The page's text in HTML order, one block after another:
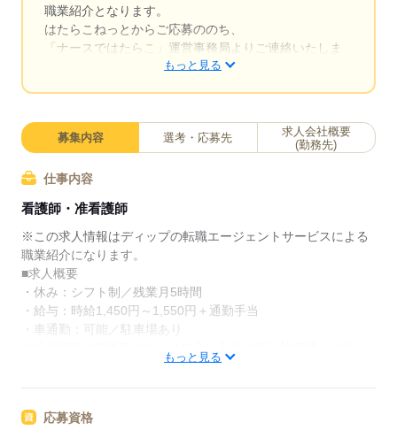
職業紹介となります。
はたらこねっとからご応募ののち、
「ナースではたらこ」運営事務局よりご連絡いたしま
求職中の看護師さんの転職を専任の
キャリアアドバイザーが入職まで無料でサポートいた
日本最大級の求人情報の中からぴったりな求人をご紹
介。
履歴書作成のアドバイスや面接日の調整だけでなく、
お給料、お休み、入職時期の交渉もサポートします。
【もちろん無料】
費用は一切かかりません。
もっと見る
募集内容 選考・応募先
求人会社概要
(勤務先)
仕事内容
看護師・准看護師
※この求人情報はディップの転職エージェントサービスによる
職業紹介になります。
■求人概要
・休み：シフト制／残業月5時間
・給与：時給1,450円～1,550円＋通勤手当
・車通勤：可能／駐車場あり
★おすすめポイント★
・基本的にみなさん定時退勤
もっと見る
応募資格